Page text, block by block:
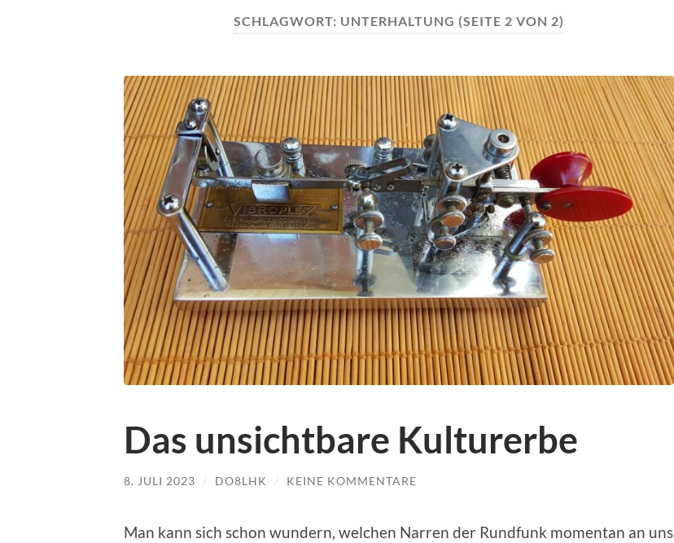
SCHLAGWORT: UNTERHALTUNG (SEITE 2 VON 2)
Das unsichtbare Kulturerbe
8. JULI 2023 / DO8LHK / KEINE KOMMENTARE
Man kann sich schon wundern, welchen Narren der Rundfunk momentan an uns